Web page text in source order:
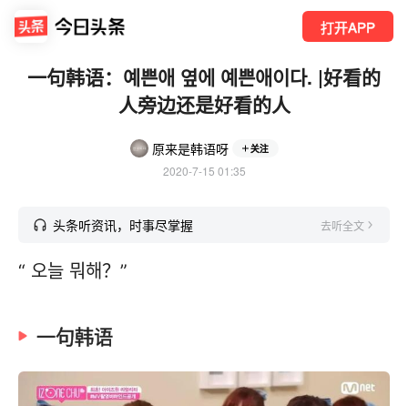
打开APP
一句韩语：예쁜애 옆에 예쁜애이다. |好看的
人旁边还是好看的人
原来是韩语呀 关注
2020-7-15 01:35
头条听资讯，时事尽掌握 去听全文
“ 오늘 뭐해？”
一句韩语